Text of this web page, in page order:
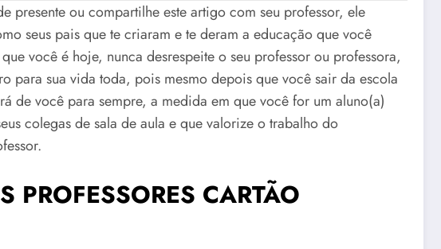
presente ou compartilhe este artigo com seu professor, ele
seus pais que te criaram e te deram a educação que você
você é hoje, nunca desrespeite o seu professor ou professora,
para sua vida toda, pois mesmo depois que você sair da escola
de você para sempre, a medida em que você for um aluno(a)
colegas de sala de aula e que valorize o trabalho do
CARTÃO